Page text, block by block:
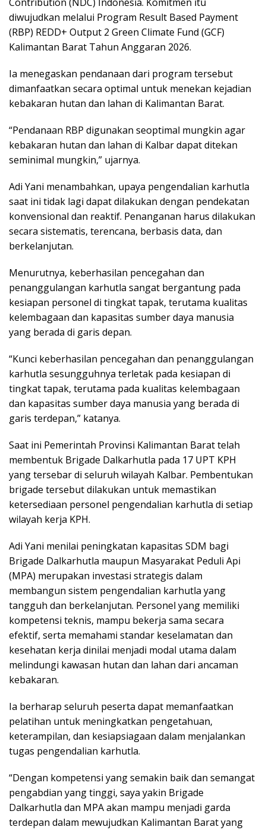
diwujudkan melalui Program Result Based Payment
(RBP) REDD+ Output 2 Green Climate Fund (GCF)
Kalimantan Barat Tahun Anggaran 2026.
Ia menegaskan pendanaan dari program tersebut
dimanfaatkan secara optimal untuk menekan kejadian
kebakaran hutan dan lahan di Kalimantan Barat.
“Pendanaan RBP digunakan seoptimal mungkin agar
kebakaran hutan dan lahan di Kalbar dapat ditekan
seminimal mungkin,” ujarnya.
Adi Yani menambahkan, upaya pengendalian karhutla
saat ini tidak lagi dapat dilakukan dengan pendekatan
konvensional dan reaktif. Penanganan harus dilakukan
secara sistematis, terencana, berbasis data, dan
berkelanjutan.
Menurutnya, keberhasilan pencegahan dan
penanggulangan karhutla sangat bergantung pada
kesiapan personel di tingkat tapak, terutama kualitas
kelembagaan dan kapasitas sumber daya manusia
yang berada di garis depan.
“Kunci keberhasilan pencegahan dan penanggulangan
karhutla sesungguhnya terletak pada kesiapan di
tingkat tapak, terutama pada kualitas kelembagaan
dan kapasitas sumber daya manusia yang berada di
garis terdepan,” katanya.
Saat ini Pemerintah Provinsi Kalimantan Barat telah
membentuk Brigade Dalkarhutla pada 17 UPT KPH
yang tersebar di seluruh wilayah Kalbar. Pembentukan
brigade tersebut dilakukan untuk memastikan
ketersediaan personel pengendalian karhutla di setiap
wilayah kerja KPH.
Adi Yani menilai peningkatan kapasitas SDM bagi
Brigade Dalkarhutla maupun Masyarakat Peduli Api
(MPA) merupakan investasi strategis dalam
membangun sistem pengendalian karhutla yang
tangguh dan berkelanjutan. Personel yang memiliki
kompetensi teknis, mampu bekerja sama secara
efektif, serta memahami standar keselamatan dan
kesehatan kerja dinilai menjadi modal utama dalam
melindungi kawasan hutan dan lahan dari ancaman
kebakaran.
Ia berharap seluruh peserta dapat memanfaatkan
pelatihan untuk meningkatkan pengetahuan,
keterampilan, dan kesiapsiagaan dalam menjalankan
tugas pengendalian karhutla.
“Dengan kompetensi yang semakin baik dan semangat
pengabdian yang tinggi, saya yakin Brigade
Dalkarhutla dan MPA akan mampu menjadi garda
terdepan dalam mewujudkan Kalimantan Barat yang